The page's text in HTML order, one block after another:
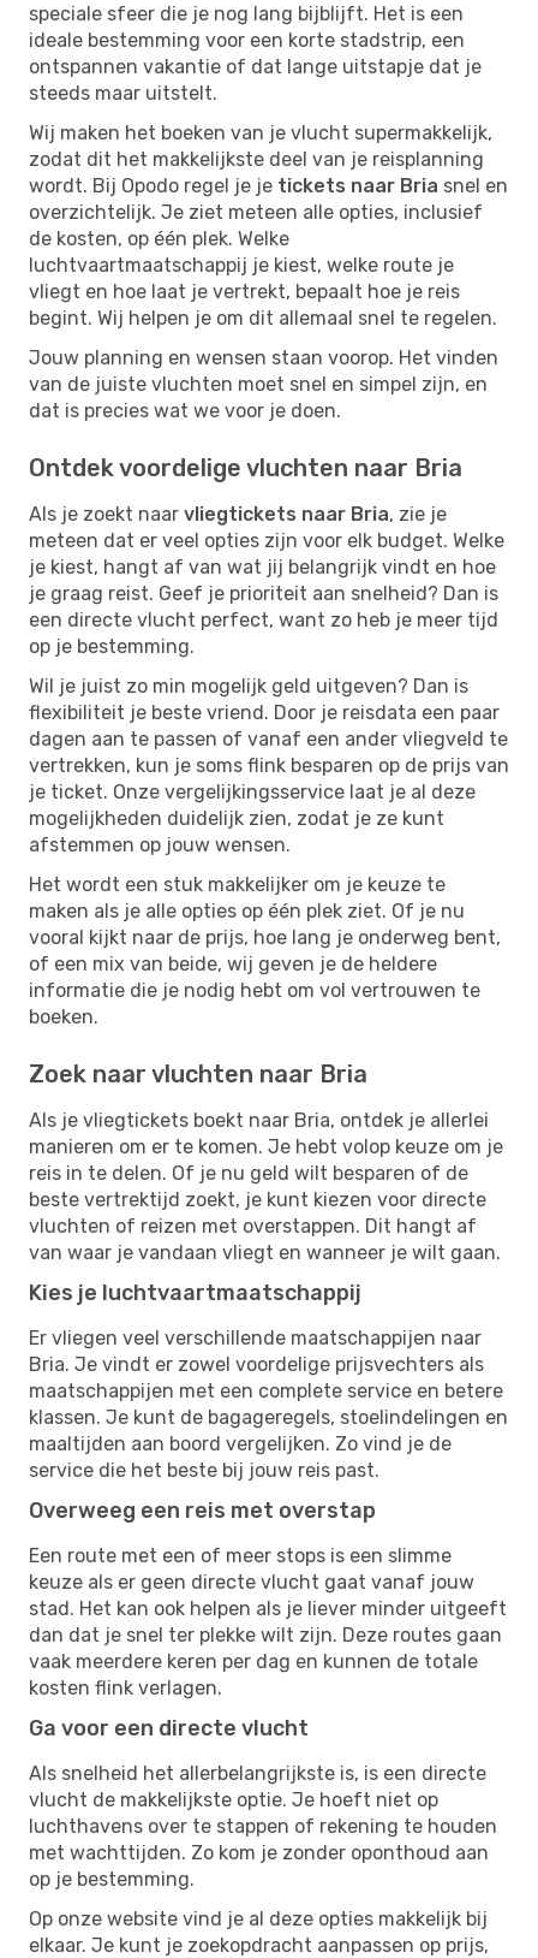
speciale sfeer die je nog lang bijblijft. Het is een
ideale bestemming voor een korte stadstrip, een
ontspannen vakantie of dat lange uitstapje dat je
steeds maar uitstelt.
Wij maken het boeken van je vlucht supermakkelijk,
zodat dit het makkelijkste deel van je reisplanning
wordt. Bij Opodo regel je je tickets naar Bria snel en
overzichtelijk. Je ziet meteen alle opties, inclusief
de kosten, op één plek. Welke
luchtvaartmaatschappij je kiest, welke route je
vliegt en hoe laat je vertrekt, bepaalt hoe je reis
begint. Wij helpen je om dit allemaal snel te regelen.
Jouw planning en wensen staan voorop. Het vinden
van de juiste vluchten moet snel en simpel zijn, en
dat is precies wat we voor je doen.
Ontdek voordelige vluchten naar Bria
Als je zoekt naar vliegtickets naar Bria, zie je
meteen dat er veel opties zijn voor elk budget. Welke
je kiest, hangt af van wat jij belangrijk vindt en hoe
je graag reist. Geef je prioriteit aan snelheid? Dan is
een directe vlucht perfect, want zo heb je meer tijd
op je bestemming.
Wil je juist zo min mogelijk geld uitgeven? Dan is
flexibiliteit je beste vriend. Door je reisdata een paar
dagen aan te passen of vanaf een ander vliegveld te
vertrekken, kun je soms flink besparen op de prijs van
je ticket. Onze vergelijkingsservice laat je al deze
mogelijkheden duidelijk zien, zodat je ze kunt
afstemmen op jouw wensen.
Het wordt een stuk makkelijker om je keuze te
maken als je alle opties op één plek ziet. Of je nu
vooral kijkt naar de prijs, hoe lang je onderweg bent,
of een mix van beide, wij geven je de heldere
informatie die je nodig hebt om vol vertrouwen te
boeken.
Zoek naar vluchten naar Bria
Als je vliegtickets boekt naar Bria, ontdek je allerlei
manieren om er te komen. Je hebt volop keuze om je
reis in te delen. Of je nu geld wilt besparen of de
beste vertrektijd zoekt, je kunt kiezen voor directe
vluchten of reizen met overstappen. Dit hangt af
van waar je vandaan vliegt en wanneer je wilt gaan.
Kies je luchtvaartmaatschappij
Er vliegen veel verschillende maatschappijen naar
Bria. Je vindt er zowel voordelige prijsvechters als
maatschappijen met een complete service en betere
klassen. Je kunt de bagageregels, stoelindelingen en
maaltijden aan boord vergelijken. Zo vind je de
service die het beste bij jouw reis past.
Overweeg een reis met overstap
Een route met een of meer stops is een slimme
keuze als er geen directe vlucht gaat vanaf jouw
stad. Het kan ook helpen als je liever minder uitgeeft
dan dat je snel ter plekke wilt zijn. Deze routes gaan
vaak meerdere keren per dag en kunnen de totale
kosten flink verlagen.
Ga voor een directe vlucht
Als snelheid het allerbelangrijkste is, is een directe
vlucht de makkelijkste optie. Je hoeft niet op
luchthavens over te stappen of rekening te houden
met wachttijden. Zo kom je zonder oponthoud aan
op je bestemming.
Op onze website vind je al deze opties makkelijk bij
elkaar. Je kunt je zoekopdracht aanpassen op prijs,